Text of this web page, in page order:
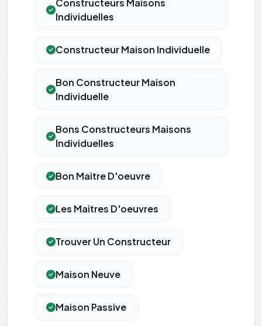
Constructeurs Maisons
Individuelles
Constructeur Maison Individuelle
Bon Constructeur Maison
Individuelle
Bons Constructeurs Maisons
Individuelles
Bon Maitre D'oeuvre
Les Maitres D'oeuvres
Trouver Un Constructeur
Maison Neuve
Maison Passive